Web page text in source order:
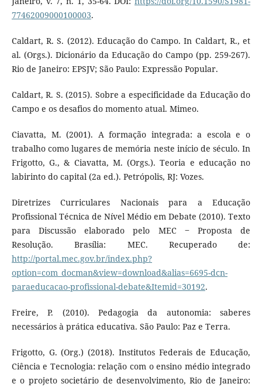
77462009000100003.
Caldart, R. S. (2012). Educação do Campo. In Caldart, R., et
al. (Orgs.). Dicionário da Educação do Campo (pp. 259-267).
Rio de Janeiro: EPSJV; São Paulo: Expressão Popular.
Caldart, R. S. (2015). Sobre a especificidade da Educação do
Campo e os desafios do momento atual. Mimeo.
Ciavatta, M. (2001). A formação integrada: a escola e o
trabalho como lugares de memória neste início de século. In
Frigotto, G., & Ciavatta, M. (Orgs.). Teoria e educação no
labirinto do capital (2a ed.). Petrópolis, RJ: Vozes.
Diretrizes Curriculares Nacionais para a Educação
Profissional Técnica de Nível Médio em Debate (2010). Texto
para Discussão elaborado pelo MEC ‒ Proposta de
Resolução. Brasília: MEC. Recuperado de:
http://portal.mec.gov.br/index.php?
option=com_docman&view=download&alias=6695-dcn-
paraeducacao-profissional-debate&Itemid=30192.
Freire, P. (2010). Pedagogia da autonomia: saberes
necessários à prática educativa. São Paulo: Paz e Terra.
Frigotto, G. (Org.) (2018). Institutos Federais de Educação,
Ciência e Tecnologia: relação com o ensino médio integrado
e o projeto societário de desenvolvimento, Rio de Janeiro: